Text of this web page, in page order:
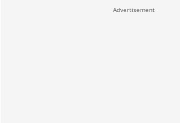
Advertisement